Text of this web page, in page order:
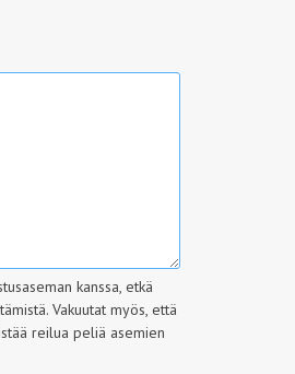
kanssa, etkä
Vakuutat myös, että
reilua peliä asemien